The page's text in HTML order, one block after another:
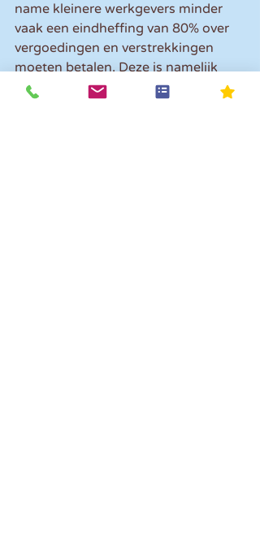
name kleinere werkgevers minder
vaak een eindheffing van 80% over
vergoedingen en verstrekkingen
moeten betalen. Deze is namelijk
verschuldigd wanneer er meer wordt